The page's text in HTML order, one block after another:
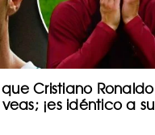
Cristiano Ronaldo
¡es idéntico a su